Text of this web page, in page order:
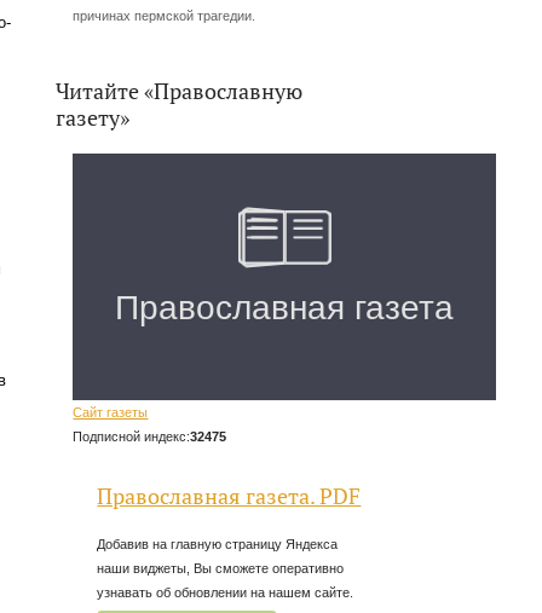
причинах пермской трагедии.
Читайте «Православную
газету»
Сайт газеты
Подписной индекс:32475
Православная газета. PDF
Добавив на главную страницу Яндекса
наши виджеты, Вы сможете оперативно
узнавать об обновлении на нашем сайте.